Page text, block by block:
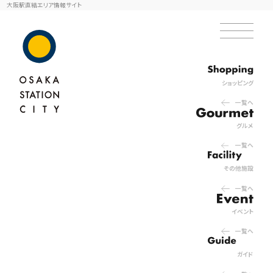
大阪駅直結エリア情報サイト
ショッピング
一覧へ
グルメ
一覧へ
その他施設
一覧へ
イベント
一覧へ
ガイド